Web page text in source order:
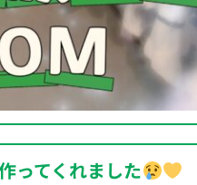
ってくれました